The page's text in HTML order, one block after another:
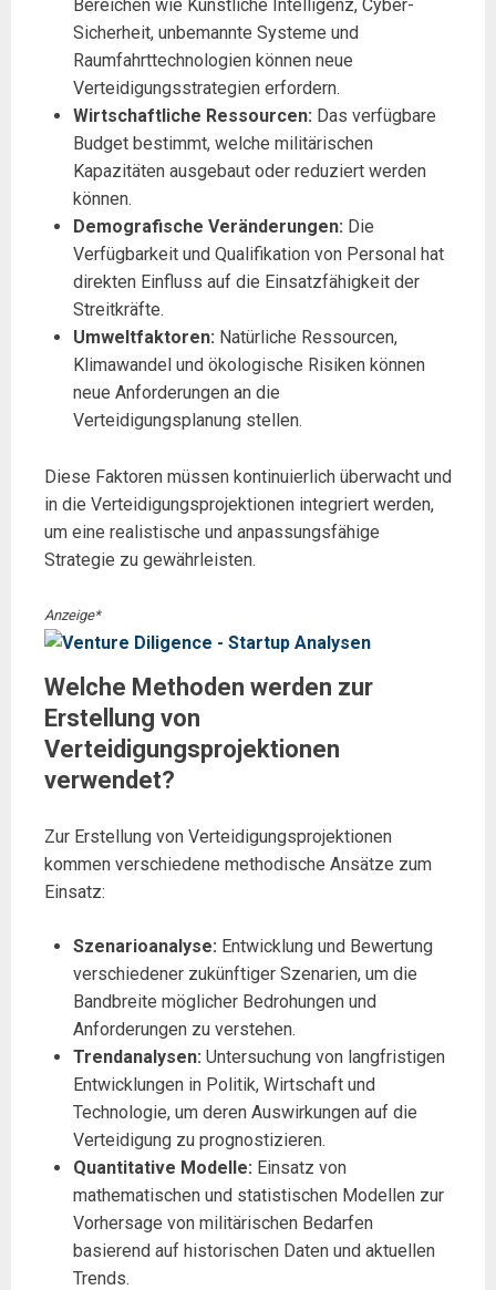
Bereichen wie Künstliche Intelligenz, Cyber-
Sicherheit, unbemannte Systeme und
Raumfahrttechnologien können neue
Verteidigungsstrategien erfordern.
Wirtschaftliche Ressourcen: Das verfügbare
Budget bestimmt, welche militärischen
Kapazitäten ausgebaut oder reduziert werden
können.
Demografische Veränderungen: Die
Verfügbarkeit und Qualifikation von Personal hat
direkten Einfluss auf die Einsatzfähigkeit der
Streitkräfte.
Umweltfaktoren: Natürliche Ressourcen,
Klimawandel und ökologische Risiken können
neue Anforderungen an die
Verteidigungsplanung stellen.
Diese Faktoren müssen kontinuierlich überwacht und
in die Verteidigungsprojektionen integriert werden,
um eine realistische und anpassungsfähige
Strategie zu gewährleisten.
Anzeige*
Welche Methoden werden zur
Erstellung von
Verteidigungsprojektionen
verwendet?
Zur Erstellung von Verteidigungsprojektionen
kommen verschiedene methodische Ansätze zum
Einsatz:
Szenarioanalyse: Entwicklung und Bewertung
verschiedener zukünftiger Szenarien, um die
Bandbreite möglicher Bedrohungen und
Anforderungen zu verstehen.
Trendanalysen: Untersuchung von langfristigen
Entwicklungen in Politik, Wirtschaft und
Technologie, um deren Auswirkungen auf die
Verteidigung zu prognostizieren.
Quantitative Modelle: Einsatz von
mathematischen und statistischen Modellen zur
Vorhersage von militärischen Bedarfen
basierend auf historischen Daten und aktuellen
Trends.